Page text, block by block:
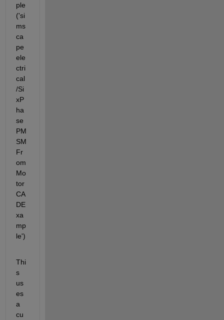
ple
('si
ms
ca
pe
ele
ctri
cal
/Si
xP
ha
se
PM
SM
Fr
om
Mo
tor
CA
DE
xa
mp
le')
Thi
s
us
es
a
cu